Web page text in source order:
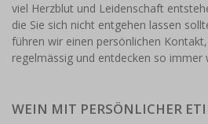
viel Herzblut und Leidenschaft
die Sie sich nicht entgehen lassen
führen wir einen persönlichen
regelmässig und entdecken so immer
WEIN MIT PERSÖNLICHER